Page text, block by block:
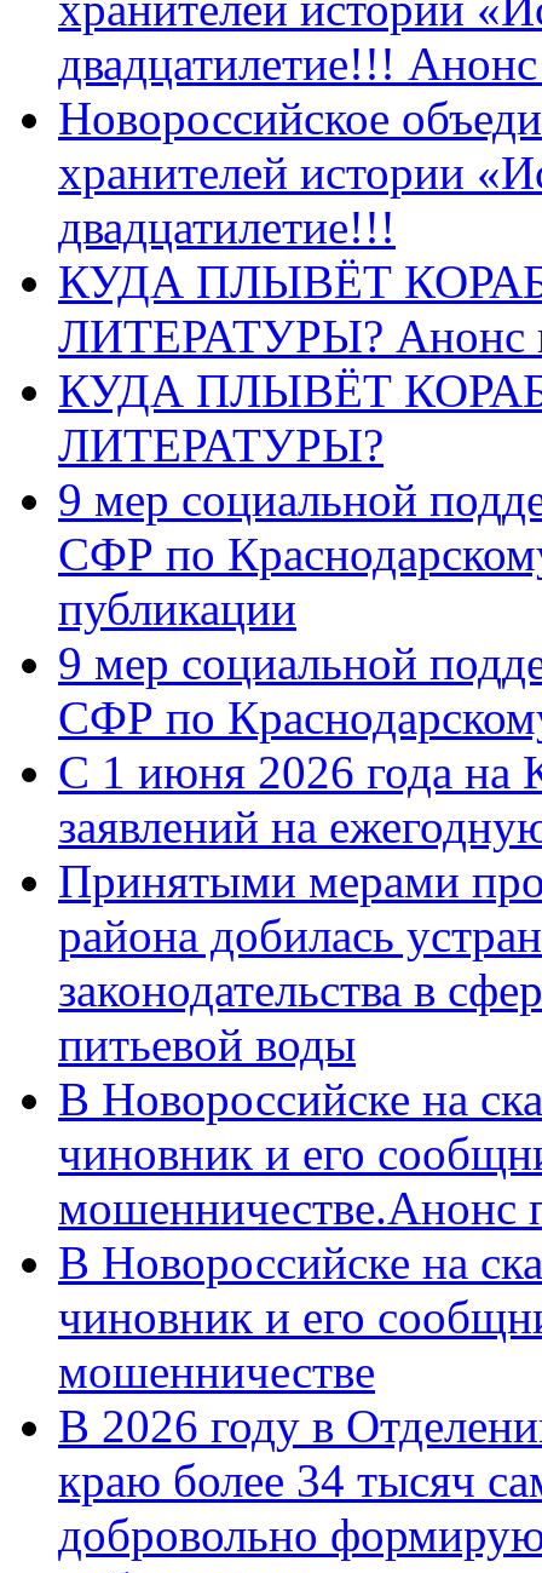
двадцатилетие!!!
Новороссийское
хранителей истории
двадцатилетие!!!
КУДА ПЛЫВЁТ
ЛИТЕРАТУРЫ? Анонс
КУДА ПЛЫВЁТ
ЛИТЕРАТУРЫ?
9 мер социальной
СФР по
публикации
9 мер социальной
СФР по
С 1 июня 2026 года на
заявлений на
Принятыми мерами
района добилась
законодательства в
питьевой воды
В Новороссийске на
чиновник и его
мошенничестве.Анонс
В Новороссийске на
чиновник и его
мошенничестве
В 2026 году в
краю более 34 тысяч
добровольно